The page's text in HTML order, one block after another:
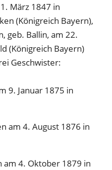
März 1847 in
(Königreich Bayern),
geb. Ballin, am 22.
(Königreich Bayern)
Geschwister:
9. Januar 1875 in
am 4. August 1876 in
am 4. Oktober 1879 in